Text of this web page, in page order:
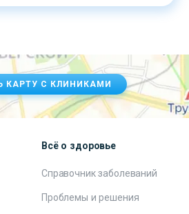
КАРТУ С КЛИНИКАМИ
Всё о здоровье
Справочник заболеваний
Проблемы и решения